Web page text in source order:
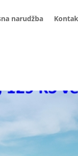
narudžba